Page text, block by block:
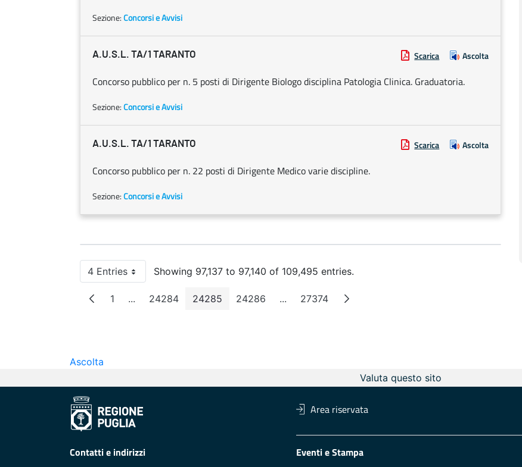
Sezione:Concorsi e Avvisi
A.U.S.L. TA/1 TARANTO Scarica Ascolta
Concorso pubblico per n. 5 posti di Dirigente Biologo disciplina Patologia Clinica. Graduatoria.
Sezione:Concorsi e Avvisi
A.U.S.L. TA/1 TARANTO Scarica Ascolta
Concorso pubblico per n. 22 posti di Dirigente Medico varie discipline.
Sezione:Concorsi e Avvisi
4 EntriesPer PageShowing 97,137 to 97,140 of 109,495 entries.
Page
1 ...Intermediate Pages
Page
24284 Page
24285 Page
24286 ...Intermediate Pages
Page
27374
Ascolta
Valuta questo sito
Area riservata
Contatti e indirizzi
Eventi e Stampa